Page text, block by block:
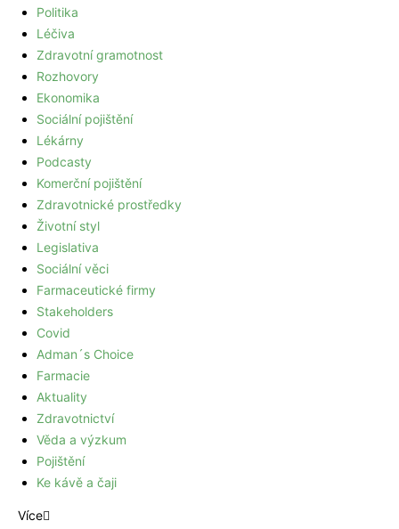
Politika
Léčiva
Zdravotní gramotnost
Rozhovory
Ekonomika
Sociální pojištění
Lékárny
Podcasty
Komerční pojištění
Zdravotnické prostředky
Životní styl
Legislativa
Sociální věci
Farmaceutické firmy
Stakeholders
Covid
Adman´s Choice
Farmacie
Aktuality
Zdravotnictví
Věda a výzkum
Pojištění
Ke kávě a čaji
Více